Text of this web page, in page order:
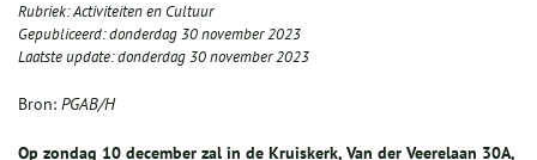
Rubriek:Activiteiten en Cultuur
Gepubliceerd:donderdag 30 november 2023
Laatste update:donderdag 30 november 2023
Bron: PGAB/H
Op zondag 10 december zal in de Kruiskerk, Van der Veerelaan 30A,